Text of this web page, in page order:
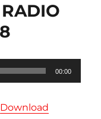
00:00
Download